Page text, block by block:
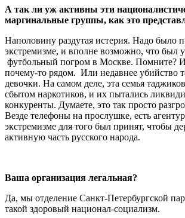
А так ли уж активны эти
маргинальные группы, как это
Наполовину раздутая истерия. Надо было
экстремизме, и вполне возможно, что был
футбольный погром в Москве. Помните?
почему-то рядом. Или недавнее убийство
девочки. На самом деле, эта семья
сбытом наркотиков, и их пытались
конкуренты. Думаете, это так просто
Везде телефоны на прослушке, есть
экстремизме для того был принят, чтобы
активную часть русского народа.
Ваша организация легальная?
Да, мы отделение Санкт-Петербургской
такой здоровый национал-социализм.